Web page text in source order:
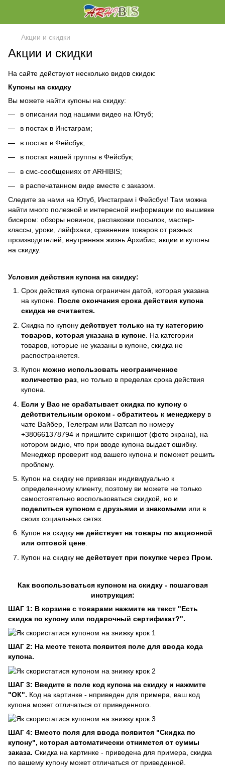
Акции и скидки
Акции и скидки
На сайте действуют несколько видов скидок:
Купоны на скидку
Вы можете найти купоны на скидку:
в описании под нашими видео на Ютуб;
в постах в Инстаграм;
в постах в Фейсбук;
в постах нашей группы в Фейсбук;
в смс-сообщениях от ARHIBIS;
в распечатанном виде вместе с заказом.
Следите за нами на Ютуб, Инстаграм і Фейсбук! Там можна
найти много полезной и интересной информации по вышивке
бисером: обзоры новинок, распаковки посылок, мастер-
классы, уроки, лайфхаки, сравнение товаров от разных
производителей, внутренняя жизнь Архибис, акции и купоны
на скидку.
Условия действия купона на скидку:
Срок действия купона ограничен датой, которая указана
на купоне. После окончания срока действия купона
скидка не считается.
Скидка по купону действует только на ту категорию
товаров, которая указана в купоне . На категории
товаров, которые не указаны в купоне, скидка не
распостраняется.
Купон можно использовать неограниченное
количество раз , но только в пределах срока действия
купона.
Если у Вас не срабатывает скидка по купону с
действительным сроком - обратитесь к менеджеру в
чате Вайбер, Телеграм или Ватсап по номеру
+380661378794 и пришлите скриншот (фото экрана), на
котором видно, что при вводе купона выдает ошибку.
Менеджер проверит код вашего купона и поможет решить
проблему.
Купон на скидку не привязан индивидуально к
определенному клиенту, поэтому ви можете не только
самостоятельно воспользоваться скидкой, но и
поделиться купоном с друзьями и знакомыми или в
своих социальных сетях.
Купон на скидку не действует на товары по акционной
или оптовой цене.
Купон на скидку не действует при покупке через Пром.
Как воспользоваться купоном на скидку - пошаговая
инструкция:
ШАГ 1: В корзине с товарами нажмите на текст "Есть
скидка по купону или подарочный сертификат?".
ШАГ 2: На месте текста появится поле для ввода кода
купона.
ШАГ 3: Введите в поле код купона на скидку и нажмите
"ОК". Код на картинке - нприведен для примера, ваш код
купона может отличаться от приведенного.
ШАГ 4: Вместо поля для ввода появится "Скидка по
купону", которая автоматически отнимется от суммы
заказа. Скидка на картинке - приведена для примера, скидка
по вашему купону может отличаться от приведенной.